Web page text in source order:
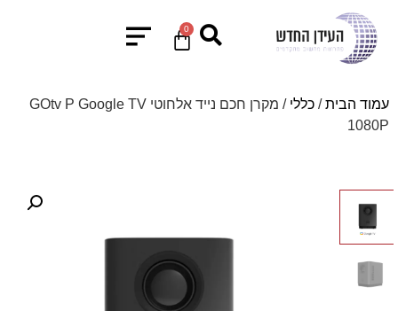
0
עמוד הבית/ כללי
/ מקרן חכם נייד אלחוטי GOtv P Google TV
1080P